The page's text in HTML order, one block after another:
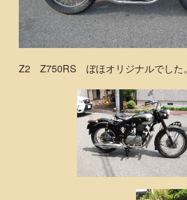
Z2 Z750RS ぼほオリジナルでした。